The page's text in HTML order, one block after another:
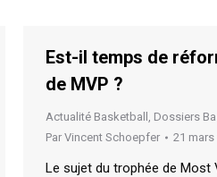
Est-il temps de
de MVP ?
Actualité Basketball , Dossiers
Par Vincent Schoepfer 21 mars
Le sujet du trophée de Most